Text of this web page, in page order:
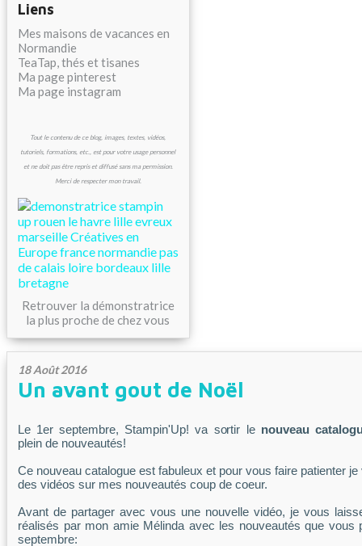
Liens
Mes maisons de vacances en
Normandie
TeaTap, thés et tisanes
Ma page pinterest
Ma page instagram
Tout le contenu de ce blog, images, textes, vidéos,
tutoriels, formations, etc., est pour votre usage personnel
et ne doit pas être repris et diffusé sans ma permission.
Merci de respecter mon travail.
Retrouver la démonstratrice
la plus proche de chez vous
18 Août 2016
Un avant gout de Noël
Le 1er septembre, Stampin'Up! va sortir lenouveau
plein de nouveautés!
Ce nouveau catalogue est fabuleux et pour vous faire patienter
des vidéos sur mes nouveautés coup de coeur.
Avant de partager avec vous une nouvelle vidéo, je vous
réalisés par mon amie Mélinda avec les nouveautés que vous
septembre: